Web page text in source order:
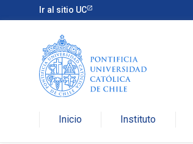
Ir al sitio UC
Inicio Instituto